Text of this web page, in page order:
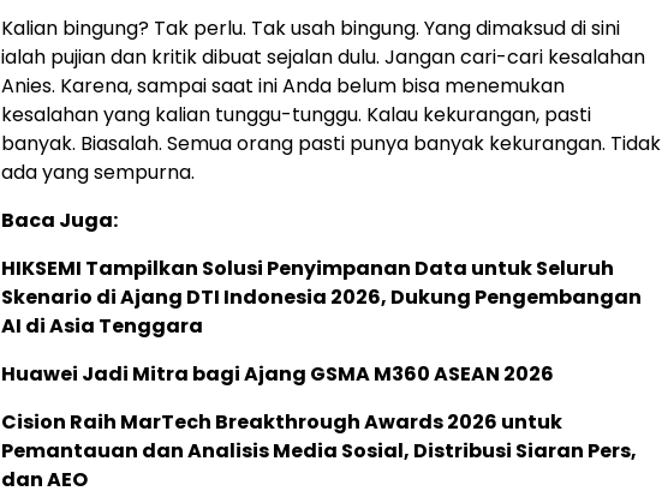
Kalian bingung? Tak perlu. Tak usah bingung. Yang dimaksud di sini
ialah pujian dan kritik dibuat sejalan dulu. Jangan cari-cari kesalahan
Anies. Karena, sampai saat ini Anda belum bisa menemukan
kesalahan yang kalian tunggu-tunggu. Kalau kekurangan, pasti
banyak. Biasalah. Semua orang pasti punya banyak kekurangan. Tidak
ada yang sempurna.
Baca Juga:
HIKSEMI Tampilkan Solusi Penyimpanan Data untuk Seluruh
Skenario di Ajang DTI Indonesia 2026, Dukung Pengembangan
AI di Asia Tenggara
Huawei Jadi Mitra bagi Ajang GSMA M360 ASEAN 2026
Cision Raih MarTech Breakthrough Awards 2026 untuk
Pemantauan dan Analisis Media Sosial, Distribusi Siaran Pers,
dan AEO